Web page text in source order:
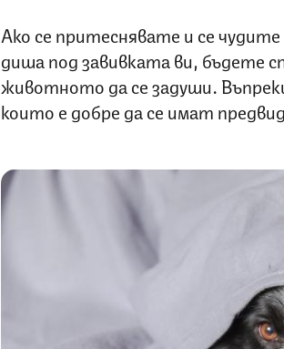
Ако се притеснявате и се
диша под завивката ви, бъдете
животното да се задуши.
които е добре да се имат